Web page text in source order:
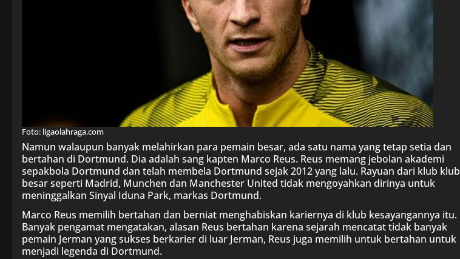
Foto: ligaolahraga.com
Namun walaupun banyak melahirkan para pemain besar, ada satu nama yang tetap setia dan
bertahan di Dortmund. Dia adalah sang kapten Marco Reus. Reus memang jebolan akademi
sepakbola Dortmund dan telah membela Dortmund sejak 2012 yang lalu. Rayuan dari klub klub
besar seperti Madrid, Munchen dan Manchester United tidak mengoyahkan dirinya untuk
meninggalkan Sinyal Iduna Park, markas Dortmund.
Marco Reus memilih bertahan dan berniat menghabiskan kariernya di klub kesayangannya itu.
Banyak pengamat mengatakan, alasan Reus bertahan karena sejarah mencatat tidak banyak
pemain Jerman yang sukses berkarier di luar Jerman, Reus juga memilih untuk bertahan untuk
menjadi legenda di Dortmund.